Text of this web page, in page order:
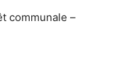
communale –